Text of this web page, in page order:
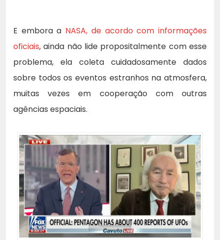
E embora a NASA, de acordo com informações
oficiais, ainda não lide propositalmente com esse
problema, ela coleta cuidadosamente dados
sobre todos os eventos estranhos na atmosfera,
muitas vezes em cooperação com outras
agências espaciais.